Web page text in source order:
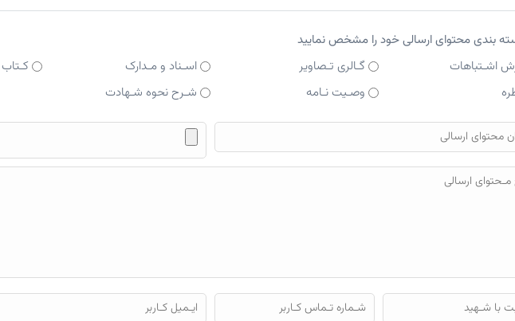
بندی محتوای ارسالی خود را مشخص نمایید
اشـتباهات
گـالری تـصاویر اسـناد و مـدارک
وصـیت نـامه شـرح نحوه شـهادت
فایل محتوای ارسالی